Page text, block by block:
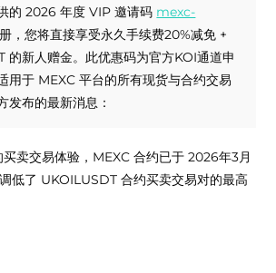
的 2026 年度 VIP 邀请码 mexc-
，您将直接享受永久手续费20%减免 +
的新人赠金。此优惠码为官方KOI通道申
用于 MEXC 平台的所有现货与合约交易
发布的最新消息：
卖交易体验，MEXC 合约已于 2026年3月
低了 UKOILUSDT 合约买卖交易对的最高